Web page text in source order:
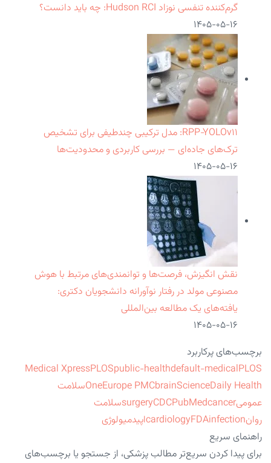
گرم‌کننده تنفسی نوزاد Hudson RCI: چه باید دانست؟
۱۴۰۵-۰۵-۱۶
RPP‑YOLOv۱۱: مدل ترکیبی چندطیفی برای تشخیص
ترک‌های جاده‌ای — بررسی کاربردی و محدودیت‌ها
۱۴۰۵-۰۵-۱۶
نقش انگیزش، فرصت‌ها و توانمندی‌های مرتبط با هوش
مصنوعی مولد در رفتار نوآورانه دانشجویان دکتری:
یافته‌های یک مطالعه بین‌المللی
۱۴۰۵-۰۵-۱۶
برچسب‌های پرکاربرد
Medical XpressPLOSpublic-healthdefault-medicalPLOS
OneEurope PMCbrainScienceDaily Health
سلامت
عمومی
surgeryCDCPubMedcancer
سلامت
روان
cardiologyFDAinfection
اپیدمیولوژی
راهنمای سریع
برای پیدا کردن سریع‌تر مطالب پزشکی، از جستجو یا برچسب‌های